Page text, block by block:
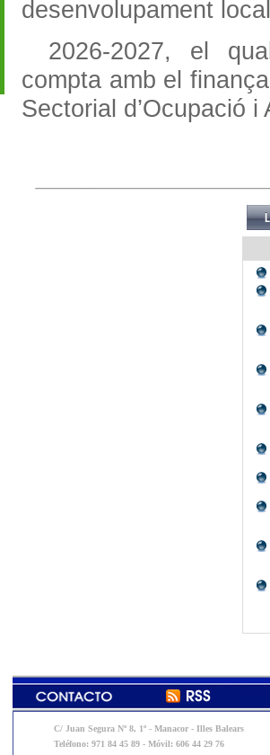
desenvolupament local
2026-2027, el
compta amb el
Sectorial d’Ocupació
C/ Juan Segura Nº 8, 1º - Manacor - Illes Balears
Teléfono: 971 84 45 89 - Móvil: 606 44 29 76